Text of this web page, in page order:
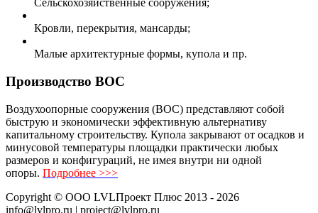
Сельскохозяйственные сооружения;
Кровли, перекрытия, мансарды;
Малые архитектурные формы, купола и пр.
Производство ВОС
Воздухоопорные сооружения (ВОС) представляют собой
быструю и экономически эффективную альтернативу
капитальному строительству. Купола закрывают от осадков и
минусовой температуры площадки практически любых
размеров и конфигураций, не имея внутри ни одной
опоры. Подробнее >>>
Copyright © ООО LVLПроект Плюс 2013 - 2026
info@lvlpro.ru | project@lvlpro.ru